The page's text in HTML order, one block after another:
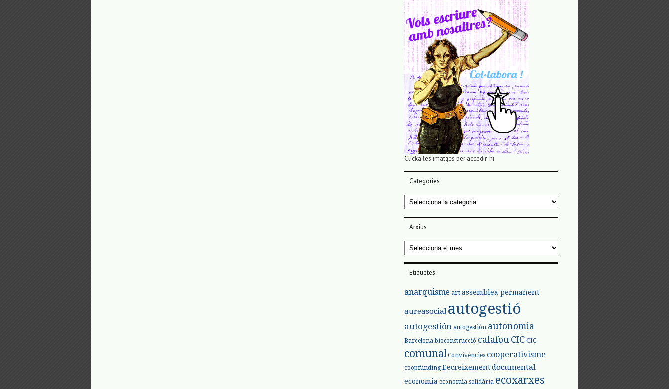
Clicka les imatges per accedir-hi
Categories
Categories
Arxius
Arxius
Etiquetes
anarquisme art assemblea permanent
aureasocial autogestió
autogestión autogestión autonomia
Barcelona bioconstrucció calafou CIC CIC
comunal Convivències cooperativisme
coopfunding Decreixementdocumental
economia economia solidària ecoxarxes